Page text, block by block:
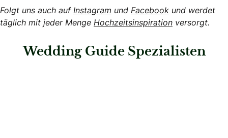
Folgt uns auch aufInstagram und Facebook und werdet
täglich mit jeder Menge Hochzeitsinspiration versorgt.
Wedding Guide Spezialisten